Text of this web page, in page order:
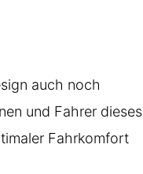
auch noch
und Fahrer dieses
Fahrkomfort